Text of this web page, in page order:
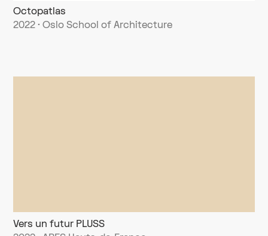
Octopatlas
2022 · Oslo School of Architecture
Vers un futur PLUSS